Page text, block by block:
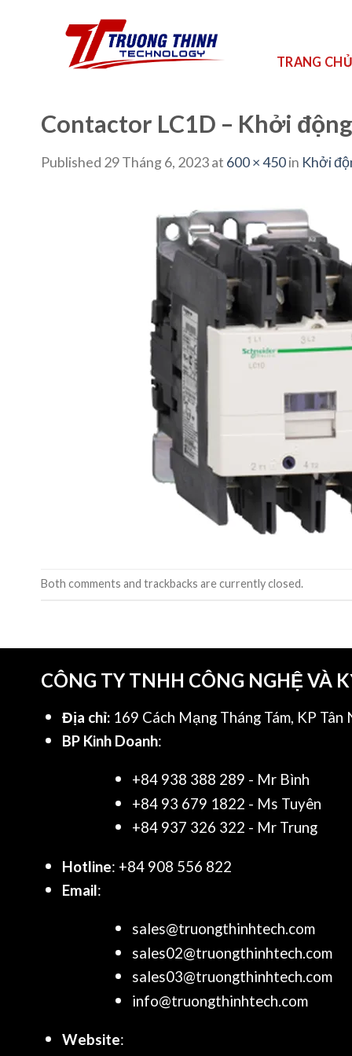
TRANG CHỦ
Contactor LC1D – Khởi
Published 29 Tháng 6, 2023at 600 × 450in Khởi
Both comments and trackbacks are currently closed.
CÔNG TY TNHH CÔNG NGHỆ VÀ
Địa chỉ: 169 Cách Mạng Tháng Tám, KP Tân
BP Kinh Doanh:
+84 938 388 289 - Mr Bình
+84 93 679 1822 - Ms Tuyên
+84 937 326 322 - Mr Trung
Hotline: +84 908 556 822
Email:
sales@truongthinhtech.com
sales02@truongthinhtech.com
sales03@truongthinhtech.com
info@truongthinhtech.com
Website: